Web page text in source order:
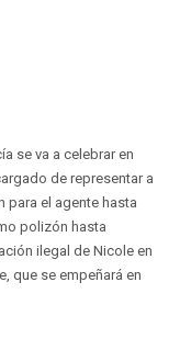
se va a celebrar en
de representar a
para el agente hasta
polizón hasta
ilegal de Nicole en
que se empeñará en